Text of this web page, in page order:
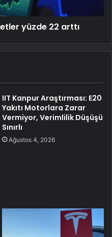
yüzde 22 arttı
IIT Kanpur Araştırması: E20
Yakıtı Motorlara Zarar
Vermiyor, Verimlilik Düşüşü
Sınırlı
Ağustos 4, 2026